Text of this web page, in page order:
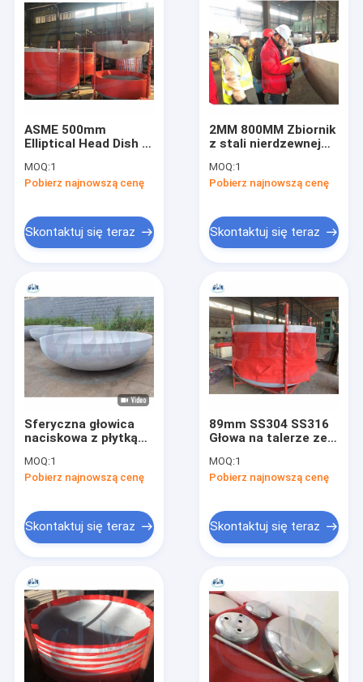
Produkty
O nas
Wycieczka po fabryce
Aktualności
Sprawy
Głowa talerza eliptyczna
Głowa naczynia ze stali nierdzewnej
Głowa naczynia ciśnieniowego
ASME 500mm
Elliptical Head Dish z
Wymiary głowicy
talerza do montażu
MOQ:1
Pobierz najnowszą cenę
Skontaktuj się teraz
2MM 800MM Zbiornik
z stali nierdzewnej
elipsoidal Pipe End
Caps SS316
MOQ:1
Pobierz najnowszą cenę
Skontaktuj się teraz
Sferyczna głowica
naciskowa z płytką
urządzeń
chemicznych
MOQ:1
Pobierz najnowszą cenę
Skontaktuj się teraz
89mm SS304 SS316
Głowa na talerze ze
Głowa torysferyczna
do uszczelniania rur
MOQ:1
Pobierz najnowszą cenę
Skontaktuj się teraz